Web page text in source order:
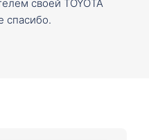
своей TOYOTA
спасибо.